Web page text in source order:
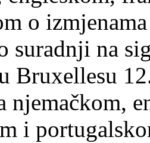
o
suradnji na
Bruxellesu
njemačkom,
i